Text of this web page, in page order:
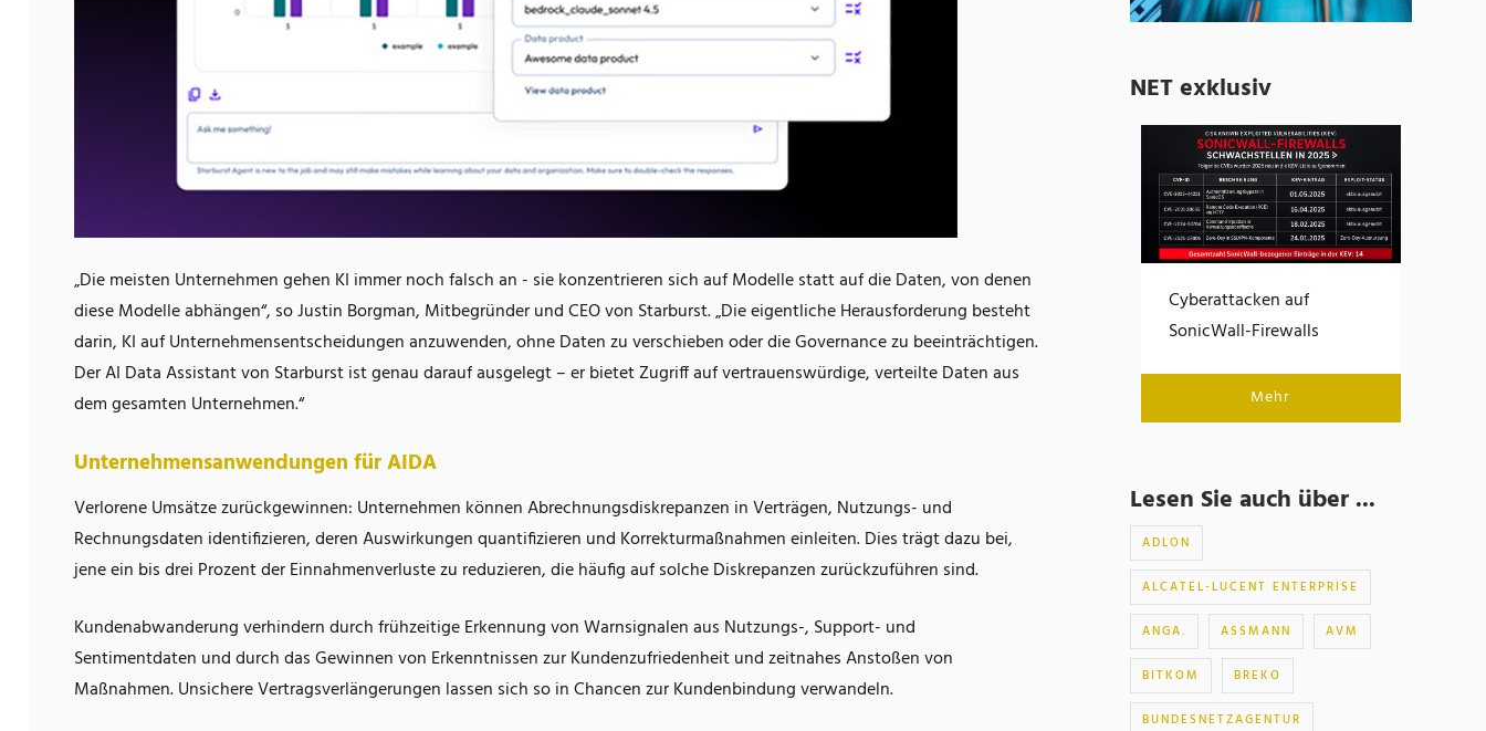
NET exklusiv
Cyberattacken auf
SonicWall-Firewalls
Mehr
Lesen Sie auch über ...
ADLON
ALCATEL-LUCENT ENTERPRISE
ANGA. ASSMANN AVM
BITKOM BREKO
BUNDESNETZAGENTUR
„Die meisten Unternehmen gehen KI immer noch falsch an - sie konzentrieren sich auf Modelle statt auf die Daten, von denen
diese Modelle abhängen“, so Justin Borgman, Mitbegründer und CEO von Starburst. „Die eigentliche Herausforderung besteht
darin, KI auf Unternehmensentscheidungen anzuwenden, ohne Daten zu verschieben oder die Governance zu beeinträchtigen.
Der AI Data Assistant von Starburst ist genau darauf ausgelegt – er bietet Zugriff auf vertrauenswürdige, verteilte Daten aus
dem gesamten Unternehmen.“
Unternehmensanwendungen für AIDA
Verlorene Umsätze zurückgewinnen: Unternehmen können Abrechnungsdiskrepanzen in Verträgen, Nutzungs- und
Rechnungsdaten identifizieren, deren Auswirkungen quantifizieren und Korrekturmaßnahmen einleiten. Dies trägt dazu bei,
jene ein bis drei Prozent der Einnahmenverluste zu reduzieren, die häufig auf solche Diskrepanzen zurückzuführen sind.
Kundenabwanderung verhindern durch frühzeitige Erkennung von Warnsignalen aus Nutzungs-, Support- und
Sentimentdaten und durch das Gewinnen von Erkenntnissen zur Kundenzufriedenheit und zeitnahes Anstoßen von
Maßnahmen. Unsichere Vertragsverlängerungen lassen sich so in Chancen zur Kundenbindung verwandeln.